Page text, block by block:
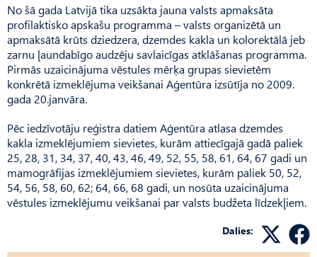
No šā gada Latvijā tika uzsākta jauna valsts apmaksāta
profilaktisko apskašu programma – valsts organizētā un
apmaksātā krūts dziedzera, dzemdes kakla un kolorektālā jeb
zarnu ļaundabīgo audzēju savlaicīgas atklāšanas programma.
Pirmās uzaicinājuma vēstules mērķa grupas sievietēm
konkrētā izmeklējuma veikšanai Aģentūra izsūtīja no 2009.
gada 20.janvāra.
Pēc iedzīvotāju reģistra datiem Aģentūra atlasa dzemdes
kakla izmeklējumiem sievietes, kurām attiecīgajā gadā paliek
25, 28, 31, 34, 37, 40, 43, 46, 49, 52, 55, 58, 61, 64, 67 gadi un
mamogrāfijas izmeklējumiem sievietes, kurām paliek 50, 52,
54, 56, 58, 60, 62; 64, 66, 68 gadi, un nosūta uzaicinājuma
vēstules izmeklējumu veikšanai par valsts budžeta līdzekļiem.
Dalies: